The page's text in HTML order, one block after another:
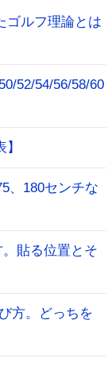
ゴルフ理論とは
52/54/56/58/60
、180センチな
貼る位置とそ
方。どっちを